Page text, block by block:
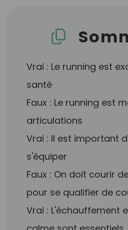
Vrai : Le running est
santé
Faux : Le running est
articulations
Vrai : Il est important
s'équiper
Faux : On doit courir
pour se qualifier de
Vrai : L'échauffement